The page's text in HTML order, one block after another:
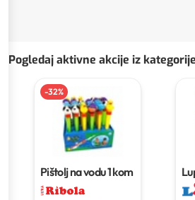
Pogledaj aktivne akcije iz
-32%
Pištolj na vodu1 kom